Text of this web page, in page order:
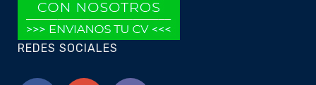
REDES SOCIALES